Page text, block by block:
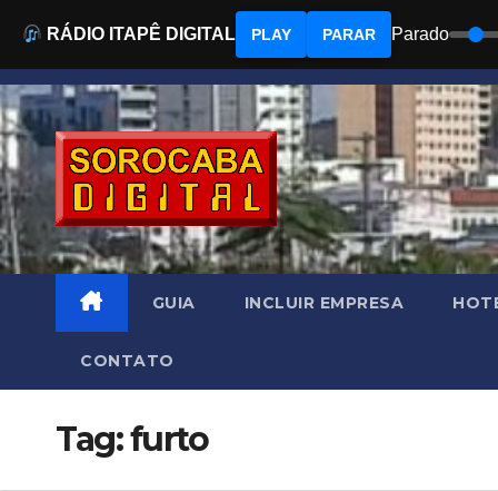
Skip
to
content
GUIA INCLUIR EMPRESA
CONTATO
Tag:furto
RÁDIO ITAPÊ DIGITAL PLAY PARAR Parado